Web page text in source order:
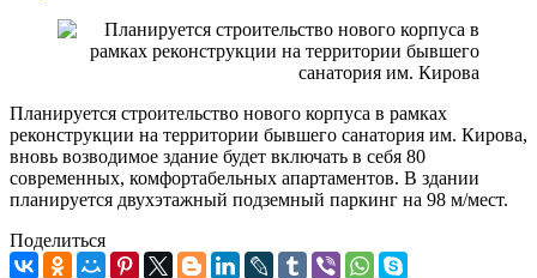
Планируется строительство нового корпуса в рамках
реконструкции на территории бывшего санатория им. Кирова,
вновь возводимое здание будет включать в себя 80
современных, комфортабельных апартаментов. В здании
планируется двухэтажный подземный паркинг на 98 м/мест.
Поделиться